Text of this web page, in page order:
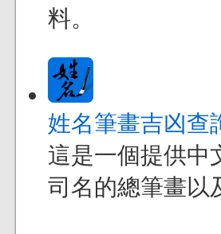
料。
姓名筆畫吉凶查
這是一個提供中
司名的總筆畫以